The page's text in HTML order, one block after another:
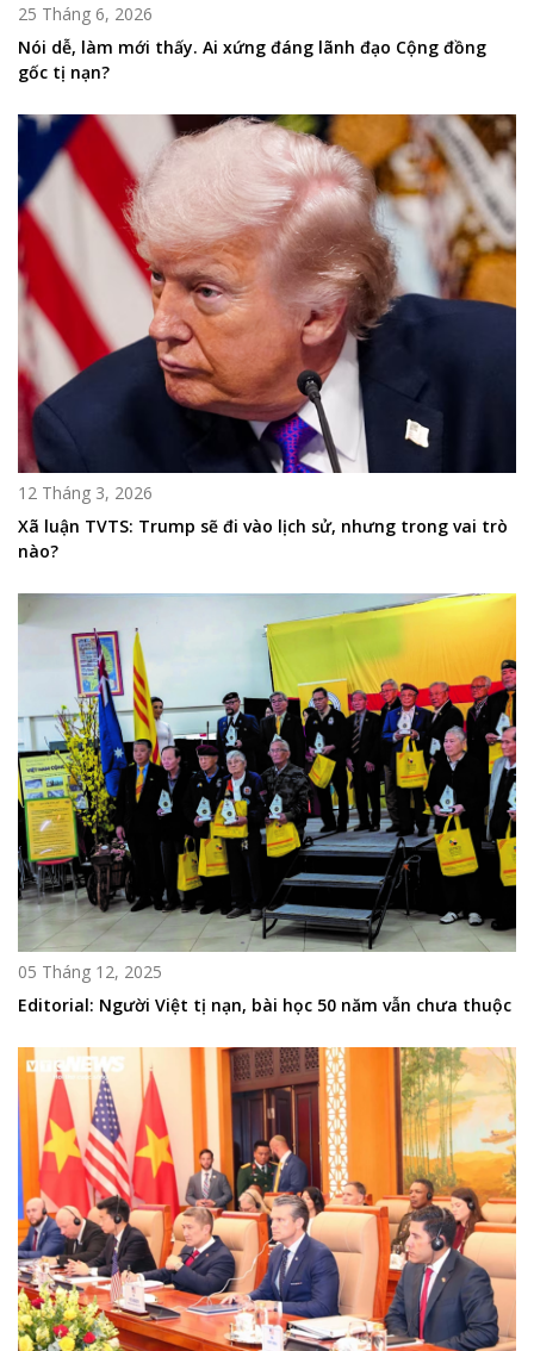
25 Tháng 6, 2026
Nói dễ, làm mới thấy. Ai xứng đáng lãnh đạo Cộng đồng
gốc tị nạn?
12 Tháng 3, 2026
Xã luận TVTS: Trump sẽ đi vào lịch sử, nhưng trong vai trò
nào?
05 Tháng 12, 2025
Editorial: Người Việt tị nạn, bài học 50 năm vẫn chưa thuộc